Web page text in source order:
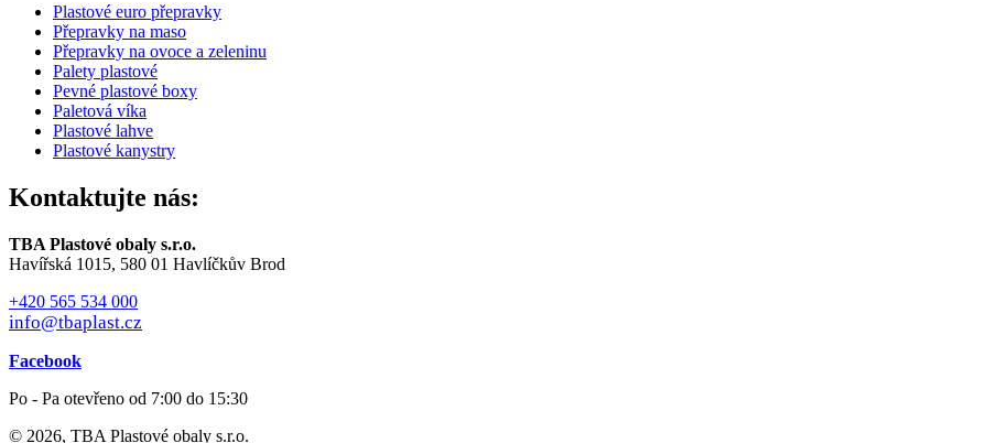
Plastové euro přepravky
Přepravky na maso
Přepravky na ovoce a zeleninu
Palety plastové
Pevné plastové boxy
Paletová víka
Plastové lahve
Plastové kanystry
Kontaktujte nás:
TBA Plastové obaly s.r.o.
Havířská 1015, 580 01 Havlíčkův Brod
+420 565 534 000
info@tbaplast.cz
Facebook
Po - Pa otevřeno od 7:00 do 15:30
© 2026, TBA Plastové obaly s.r.o.